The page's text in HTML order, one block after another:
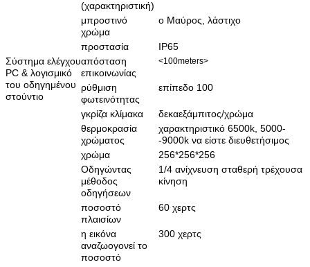
(χαρακτηριστική)
μπροστινό
χρώμα
ο Μαύρος, λάστιχο
προστασία
IP65
Σύστημα ελέγχου
PC & λογισμικό
του οδηγημένου
στούντιο
απόσταση
επικοινωνίας
<100meters>
ρύθμιση
φωτεινότητας
επίπεδο 100
γκρίζα κλίμακα
δεκαεξάμπιτος/χρώμα
θερμοκρασία
χρώματος
χαρακτηριστικό 6500k, 5000-
-9000k να είστε διευθετήσιμος
χρώμα
256*256*256
Οδηγώντας
μέθοδος
οδηγήσεων
1/4 ανίχνευση σταθερή τρέχουσα
κίνηση
ποσοστό
πλαισίων
60 χερτς
η εικόνα
αναζωογονεί το
ποσοστό
300 χερτς